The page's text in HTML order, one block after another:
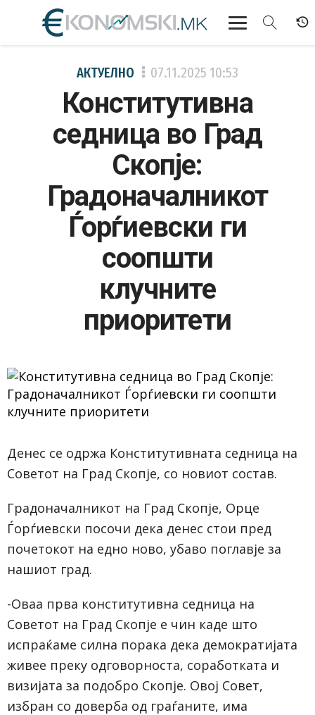
АКТУЕЛНО
ЕКОНОМИЈА
ФИНАНСИИ
БАНКАРСТВО
ЖИВОТ
МОЗАИК
АКТУЕЛНО 07.11.2025 10:53
Конститутивна
седница во Град
Скопје:
Градоначалникот
Ѓорѓиевски ги
соопшти
клучните
приоритети
Денес се одржа Конститутивната седница на
Советот на Град Скопје, со новиот состав.
Градоначалникот на Град Скопје, Орце
Ѓорѓиевски посочи дека денес стои пред
почетокот на едно ново, убаво поглавје за
нашиот град.
-Оваа прва конститутивна седница на
Советот на Град Скопје е чин каде што
испраќаме силна порака дека демократијата
живее преку одговорноста, соработката и
визијата за подобро Скопје. Овој Совет,
избран со доверба од граѓаните, има